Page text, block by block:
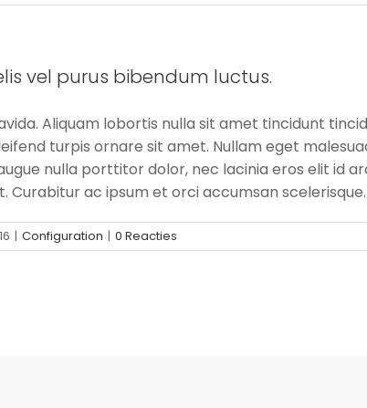
vel purus bibendum luctus.
Aliquam lobortis nulla sit amet tincidunt
turpis ornare sit amet. Nullam eget
nulla porttitor dolor, nec lacinia eros elit id
Curabitur ac ipsum et orci accumsan scelerisque.
| Configuration | 0 Reacties